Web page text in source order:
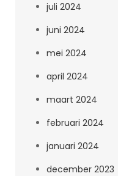
juli 2024
juni 2024
mei 2024
april 2024
maart 2024
februari 2024
januari 2024
december 2023